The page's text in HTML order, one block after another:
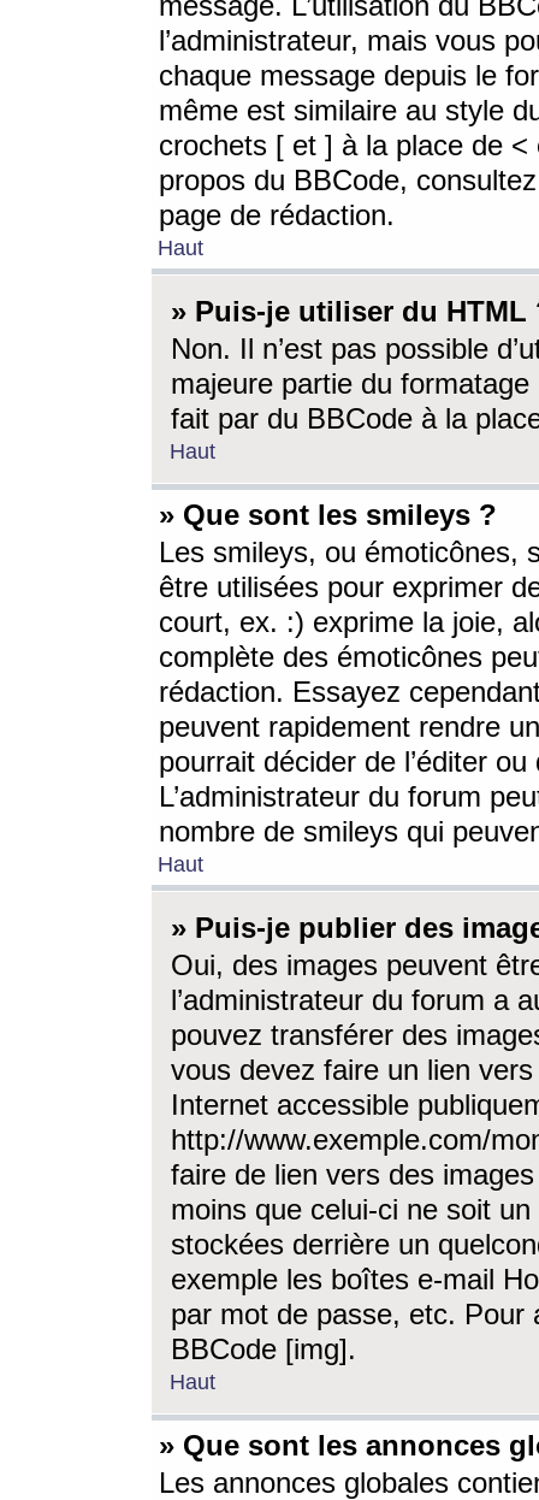
l’administrateur, mais vous
chaque message depuis le
même est similaire au style
crochets [ et ] à la place de <
propos du BBCode,
page de rédaction.
Haut
» Puis-je utiliser du HTML
Non. Il n’est pas possible
majeure partie du
fait par du BBCode à la
Haut
» Que sont les smileys ?
Les smileys, ou émoticônes,
être utilisées pour exprimer
court, ex. :) exprime la joie,
complète des émoticônes
rédaction. Essayez
peuvent rapidement rendre
pourrait décider de l’éditer
L’administrateur du forum
nombre de smileys qui
Haut
» Puis-je publier des
Oui, des images peuvent
l’administrateur du forum a
pouvez transférer des
vous devez faire un lien
Internet accessible
http://www.exemple.com/
faire de lien vers des
moins que celui-ci ne soit
stockées derrière un
exemple les boîtes e-mail
par mot de passe, etc. Pour
BBCode [img].
Haut
» Que sont les annonces
Les annonces globales